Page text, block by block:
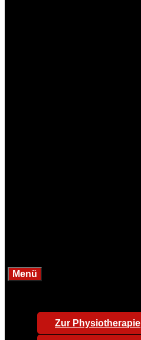
Menü
Zur Physiotherapie